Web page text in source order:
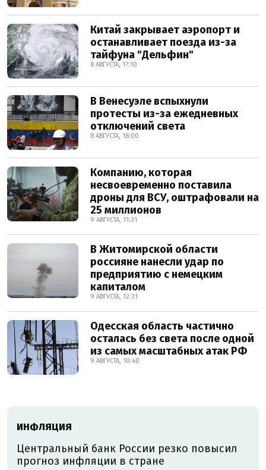
Китай закрывает аэропорт и
останавливает поезда из-за
тайфуна "Дельфин"
8 АВГУСТА, 17:10
В Венесуэле вспыхнули
протесты из-за ежедневных
отключений света
8 АВГУСТА, 18:00
Компанию, которая
несвоевременно поставила
дроны для ВСУ, оштрафовали на
25 миллионов
9 АВГУСТА, 11:31
В Житомирской области
россияне нанесли удар по
предприятию с немецким
капиталом
9 АВГУСТА, 12:31
Одесская область частично
осталась без света после одной
из самых масштабных атак РФ
9 АВГУСТА, 10:40
ИНФЛЯЦИЯ
Центральный банк России резко повысил
прогноз инфляции в стране